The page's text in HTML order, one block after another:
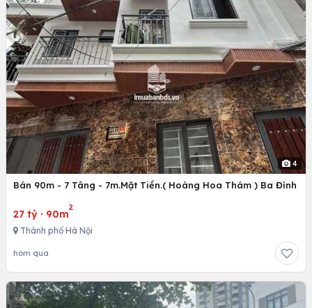
4
Bán 90m - 7 Tâng - 7m.Mặt Tiền.( Hoàng Hoa Thám ) Ba Đình
27 tỷ · 90m
2
Thành phố Hà Nội
hôm qua